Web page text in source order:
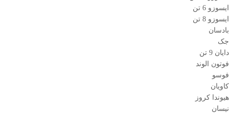
ایسوزو 6 تن
ایسوزو 8 تن
بادسان
جک
دایان 9 تن
فوتون الوند
فوسو
کاویان
هیوندا کروز
نیسان